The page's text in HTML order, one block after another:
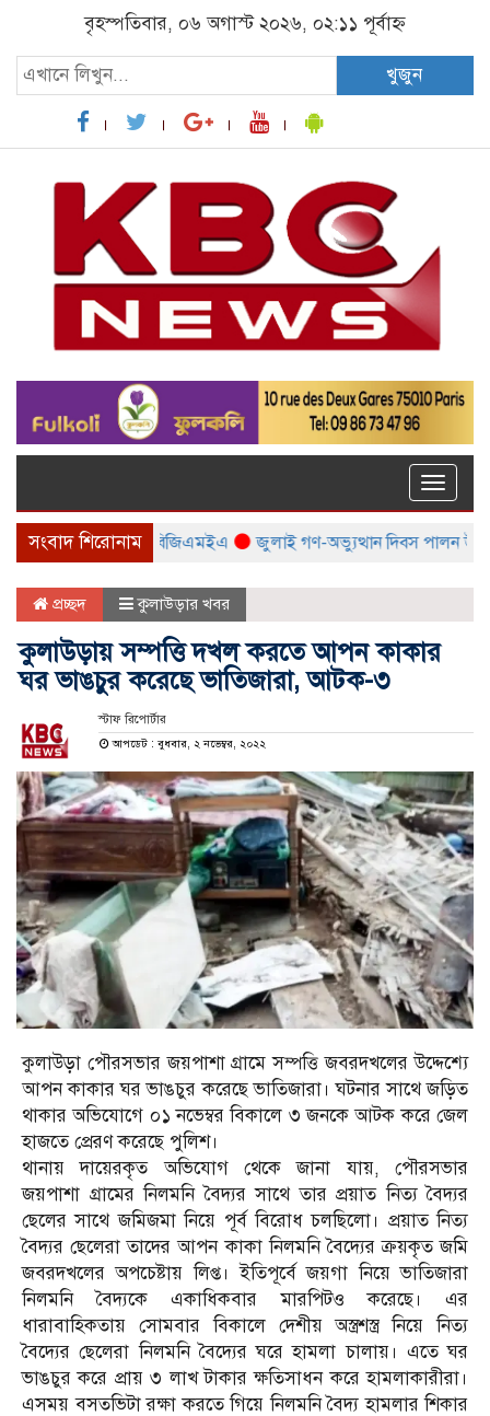
বৃহস্পতিবার, ০৬ অগাস্ট ২০২৬, ০২:১১ পূর্বাহ্ন
খুজুন
Toggle
সংবাদ শিরোনাম
করবে বিটিএমএ ও বিজিএমইএ জুলাই গণ-অভ্যুত্থান দিবস পালন উপলক্ষ্যে
প্রচ্ছদ কুলাউড়ার খবর
কুলাউড়ায় সম্পত্তি দখল করতে আপন কাকার
ঘর ভাঙচুর করেছে ভাতিজারা, আটক-৩
স্টাফ রিপোর্টার
আপডেট : বুধবার, ২ নভেম্বর, ২০২২
কুলাউড়া পৌরসভার জয়পাশা গ্রামে সম্পত্তি জবরদখলের উদ্দেশ্যে
আপন কাকার ঘর ভাঙচুর করেছে ভাতিজারা। ঘটনার সাথে জড়িত
থাকার অভিযোগে ০১ নভেম্বর বিকালে ৩ জনকে আটক করে জেল
হাজতে প্রেরণ করেছে পুলিশ।
থানায় দায়েরকৃত অভিযোগ থেকে জানা যায়, পৌরসভার
জয়পাশা গ্রামের নিলমনি বৈদ্যর সাথে তার প্রয়াত নিত্য বৈদ্যর
ছেলের সাথে জমিজমা নিয়ে পূর্ব বিরোধ চলছিলো। প্রয়াত নিত্য
বৈদ্যর ছেলেরা তাদের আপন কাকা নিলমনি বৈদ্যের ক্রয়কৃত জমি
জবরদখলের অপচেষ্টায় লিপ্ত। ইতিপূর্বে জয়গা নিয়ে ভাতিজারা
নিলমনি বৈদ্যকে একাধিকবার মারপিটও করেছে। এর
ধারাবাহিকতায় সোমবার বিকালে দেশীয় অস্ত্রশস্ত্র নিয়ে নিত্য
বৈদ্যের ছেলেরা নিলমনি বৈদ্যের ঘরে হামলা চালায়। এতে ঘর
ভাঙচুর করে প্রায় ৩ লাখ টাকার ক্ষতিসাধন করে হামলাকারীরা।
এসময় বসতভিটা রক্ষা করতে গিয়ে নিলমনি বৈদ্য হামলার শিকার